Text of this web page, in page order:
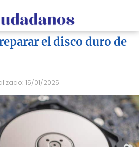
el disco duro de
15/01/2025